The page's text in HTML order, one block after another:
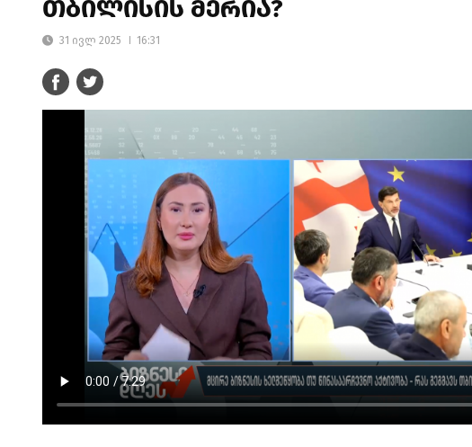
თბილისის მერია?
31 ივლ 2025 16:31